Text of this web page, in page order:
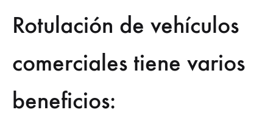
Rotulación de vehículos
comerciales tiene varios
beneficios: